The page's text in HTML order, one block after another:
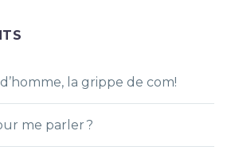
la grippe de com!
me parler ?